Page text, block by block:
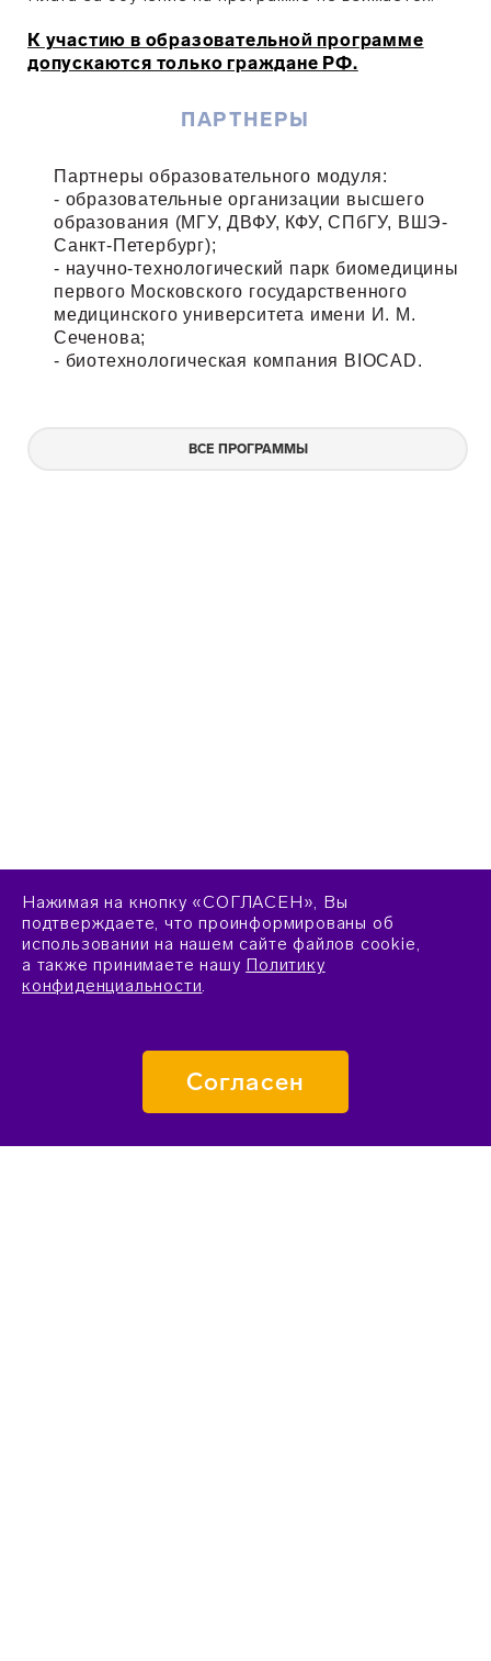
К участию в образовательной программе
допускаются только граждане РФ.
ПАРТНЕРЫ
Партнеры образовательного модуля:
- образовательные организации высшего
образования (МГУ, ДВФУ, КФУ, СПбГУ, ВШЭ-
Санкт-Петербург);
- научно-технологический парк биомедицины
первого Московского государственного
медицинского университета имени И. М.
Сеченова;
- биотехнологическая компания BIOCAD.
ВСЕ ПРОГРАММЫ
Нажимая на кнопку «СОГЛАСЕН», Вы
подтверждаете, что проинформированы об
использовании на нашем сайте файлов cookie,
а также принимаете нашу Политику
конфиденциальности.
Согласен